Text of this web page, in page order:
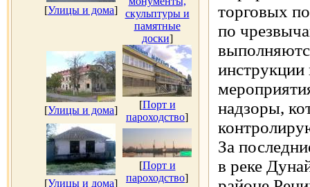
[Улицы и дома]
скульптуры и
памятные
доски]
[Улицы и дома] [Порт и
пароходство]
[Улицы и дома]
[Порт и
пароходство]
торговых
по
инструкции
надзоры,
За
в реке